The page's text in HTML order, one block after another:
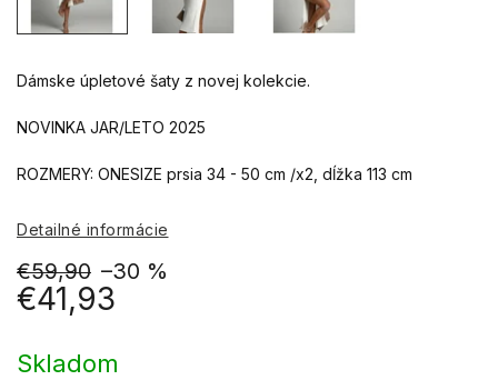
€59,90 –30 %
€41,93
cena:
Skladom
Dámske úpletové šaty z novej kolekcie.
NOVINKA JAR/LETO 2025
ROZMERY: ONESIZE prsia 34 - 50 cm /x2, dĺžka 113 cm
Detailné informácie